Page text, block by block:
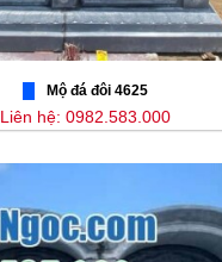
Mộ đá đôi 4625
Liên hệ: 0982.583.000